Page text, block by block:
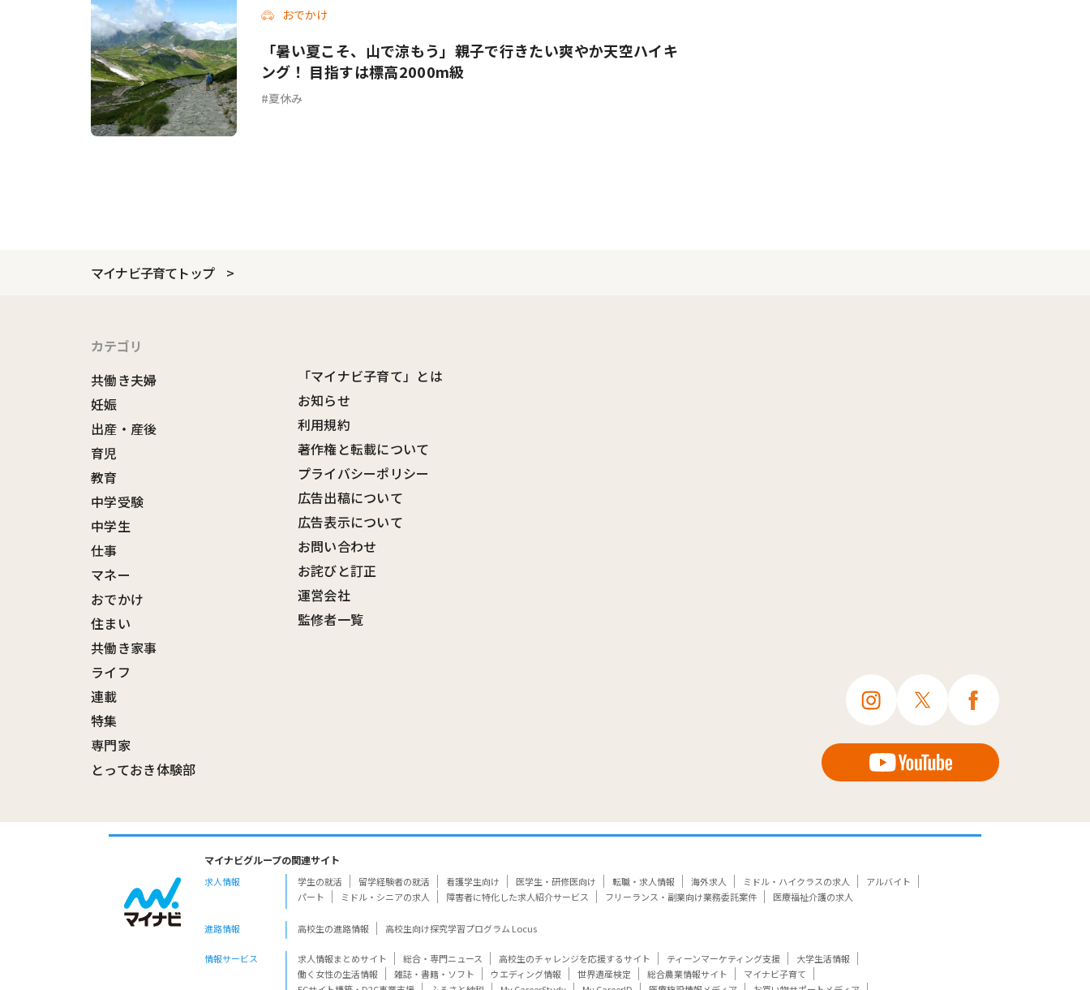
おでかけ
「暑い夏こそ、山で涼もう」親子で行きたい爽やか天空ハイキ
ング！ 目指すは標高2000m級
夏休み
マイナビ子育てトップ
カテゴリ
共働き夫婦
妊娠
出産・産後
育児
教育
中学受験
中学生
仕事
マネー
おでかけ
住まい
共働き家事
ライフ
連載
特集
専門家
とっておき体験部
「マイナビ子育て」とは
お知らせ
利用規約
著作権と転載について
プライバシーポリシー
広告出稿について
広告表示について
お問い合わせ
お詫びと訂正
運営会社
監修者一覧
マイナビグループの関連サイト
求人情報 学生の就活 留学経験者の就活 看護学生向け 医学生・研修医向け 転職・求人情報 海外求人 ミドル・ハイクラスの求人
アルバイト
パート
ミドル・シニアの求人 障害者に特化した求人紹介サービス フリーランス・副業向け業務委託案件 医療福祉介護の求人
進路情報 高校生の進路情報 高校生向け探究学習プログラム Locus
情報サービス 求人情報まとめサイト 総合・専門ニュース 高校生のチャレンジを応援するサイト ティーンマーケティング支援
大学生活情報
働く女性の生活情報
雑誌・書籍・ソフト ウエディング情報 世界遺産検定 総合農業情報サイト
マイナビ子育て